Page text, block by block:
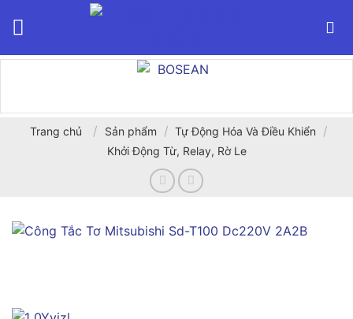
Trang chủ / Sản phẩm / Tự Động Hóa Và Điều Khiển /
Khởi Động Từ, Relay, Rờ Le